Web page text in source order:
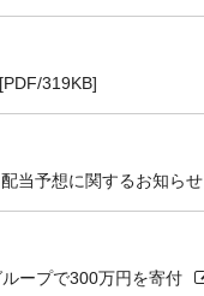
319KB]
当予想に関するお知ら
ープで300万円を寄付